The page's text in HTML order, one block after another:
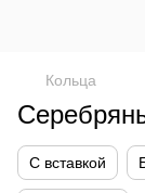
Кольца
С вставкой